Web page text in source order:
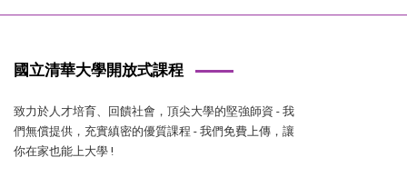
國立清華大學開放式課程
致力於人才培育、回饋社會，頂尖大學的堅強師資 - 我
們無償提供，充實縝密的優質課程 - 我們免費上傳，讓
你在家也能上大學 !